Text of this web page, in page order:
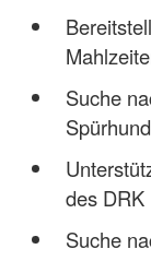
Suche
des DRK
Suche